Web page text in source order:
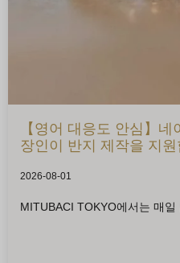
【영어 대응도 안심】
장인이 반지 제작을 지
2026-08-01
MITUBACI TOKYO에서는 매일